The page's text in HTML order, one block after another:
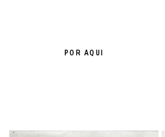
POR AQUI